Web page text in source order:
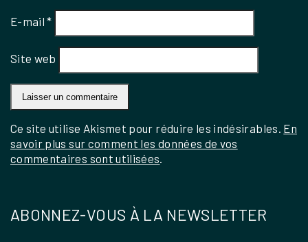
E-mail*
Site web
Ce site utilise Akismet pour réduire les indésirables. En
savoir plus sur comment les données de vos
commentaires sont utilisées
ABONNEZ-VOUS À LA NEWSLETTER